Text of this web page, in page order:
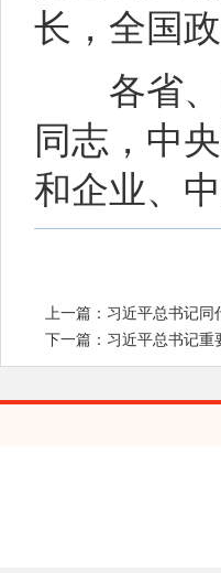
长，全国
各省、
同志，中
和企业、
上一篇：习近平总书记
下一篇：习近平总书记重